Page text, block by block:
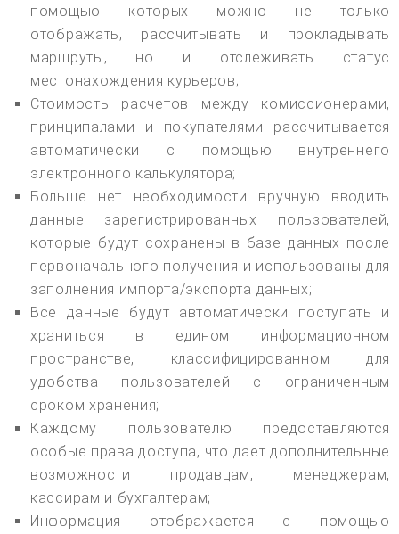
помощью которых можно не только
отображать, рассчитывать и прокладывать
маршруты, но и отслеживать статус
местонахождения курьеров;
Стоимость расчетов между комиссионерами,
принципалами и покупателями рассчитывается
автоматически с помощью внутреннего
электронного калькулятора;
Больше нет необходимости вручную вводить
данные зарегистрированных пользователей,
которые будут сохранены в базе данных после
первоначального получения и использованы для
заполнения импорта/экспорта данных;
Все данные будут автоматически поступать и
храниться в едином информационном
пространстве, классифицированном для
удобства пользователей с ограниченным
сроком хранения;
Каждому пользователю предоставляются
особые права доступа, что дает дополнительные
возможности продавцам, менеджерам,
кассирам и бухгалтерам;
Информация отображается с помощью